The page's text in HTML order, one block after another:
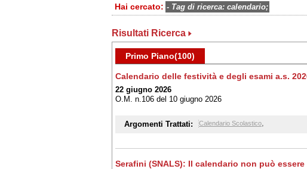
Inserisci parola chiave:
Hai cercato: - Tag di ricerca: calendario;
Risultati Ricerca
Primo Piano(100)
Calendario delle festività e degli esami a.s.
22 giugno 2026
O.M. n.106 del 10 giugno 2026
Argomenti Trattati: Calendario Scolastico,
Serafini (SNALS): Il calendario non può